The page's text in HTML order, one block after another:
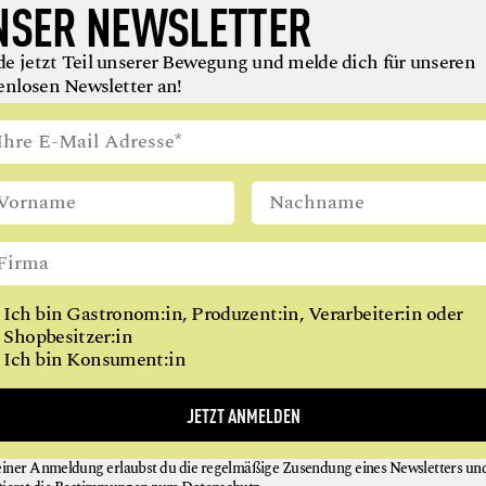
HOTEL
HÜTTE
PATISSERIE
PRIVATE-DINING
RESTAURANT
WEINBAU
WIRTSHAUS
NEU BEIGAUMEN HOCH
wächst: Um Menschen, die Lebensmittel
oder verarbeiten. Und uns inspirieren, uns gesünder zu
NEWSLETTER
jetzt Teil unserer Bewegung und melde dich für unseren
Newsletter an!
Ich bin Gastronom:in, Produzent:in, Verarbeiter:in oder
Shopbesitzer:in
Ich bin Konsument:in
JETZT ANMELDEN
Anmeldung erlaubst du die regelmäßige Zusendung eines Newsletters